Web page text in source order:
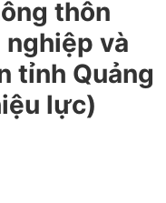
thôn
và
tỉnh Quảng
lực)